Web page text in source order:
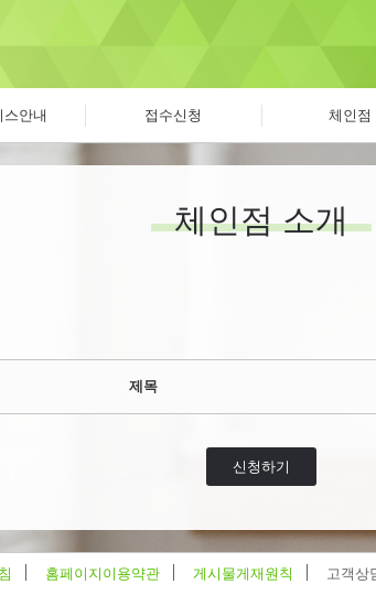
스안내 접수신청 체인점
체인점 소개
제목
신청하기
홈페이지이용약관 게시물게재원칙 고객상